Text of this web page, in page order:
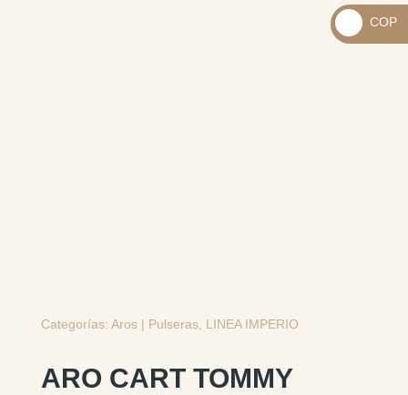
Categorías: Aros | Pulseras, LINEA IMPERIO
ARO CART TOMMY
_
USD
_
COP